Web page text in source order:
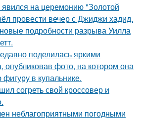
на церемонию "Золотой
провести вечер с Джиджи хадид.
подробности разрыва Уилла
поделилась яркими
опубликовав фото, на котором она
в купальнике.
согреть свой кроссовер и
неблагоприятными погодными